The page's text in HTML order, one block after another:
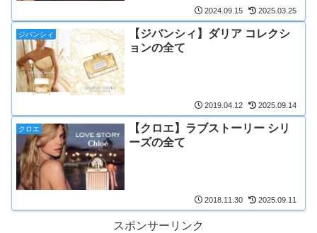
2024.09.15 2025.03.25
ジバンシィ
【ジバンシィ】ダリア コレクシ
ョンの全て
2019.04.12 2025.09.14
クロエ
【クロエ】ラブストーリー シリ
ーズの全て
2018.11.30 2025.09.11
スポンサーリンク